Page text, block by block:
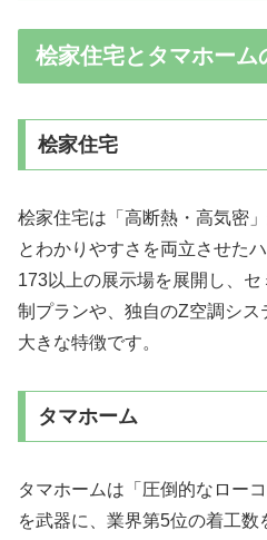
桧家住宅とタマホーム
桧家住宅
桧家住宅は「高断熱・高気密
とわかりやすさを両立させた
173以上の展示場を展開し、
制プランや、独自のZ空調シ
大きな特徴です。
タマホーム
タマホームは「圧倒的なロー
を武器に、業界第5位の着工